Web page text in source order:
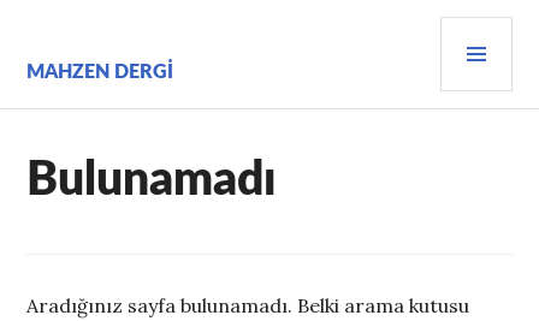
MAHZEN DERGI
Bulunamadı
Aradığınız sayfa bulunamadı. Belki arama kutusu